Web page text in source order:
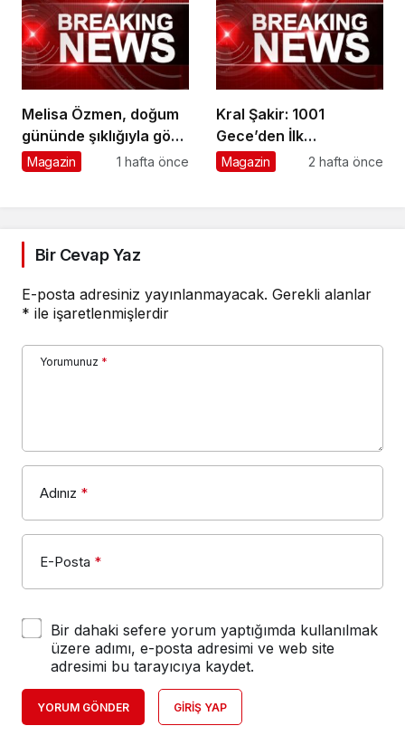
Melisa Özmen, doğum
gününde şıklığıyla göz
kamaştırdı
Magazin 1 hafta önce
Kral Şakir: 1001
Gece’den İlk
Görüntüler Yayınlandı
Magazin 2 hafta önce
Bir Cevap Yaz
E-posta adresiniz yayınlanmayacak. Gerekli alanlar
* ile işaretlenmişlerdir
Yorumunuz *
Adınız *
E-Posta *
Bir dahaki sefere yorum yaptığımda kullanılmak
üzere adımı, e-posta adresimi ve web site
adresimi bu tarayıcıya kaydet.
YORUM GÖNDER GIRIŞ YAP